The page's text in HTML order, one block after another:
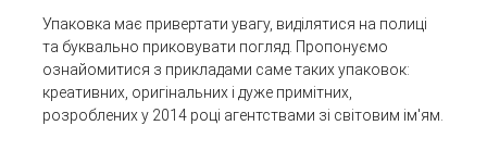
Упаковка має привертати увагу, виділятися на полиці
та буквально приковувати погляд. Пропонуємо
ознайомитися з прикладами саме таких упаковок:
креативних, оригінальних і дуже примітних,
розроблених у 2014 році агентствами зі світовим ім'ям.